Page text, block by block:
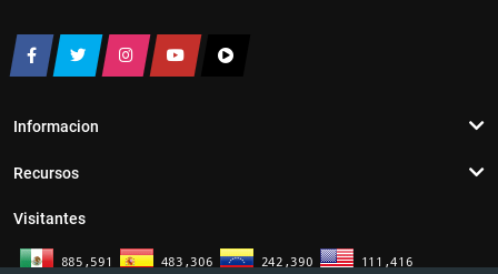
Informacion
Recursos
Visitantes